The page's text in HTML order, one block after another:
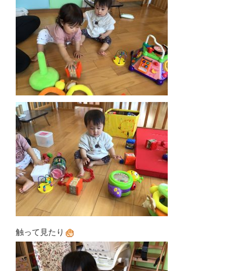
触って見たり